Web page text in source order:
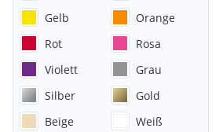
Gelb
Orange
Rot
Rosa
Violett
Grau
Silber
Gold
Beige
Weiß